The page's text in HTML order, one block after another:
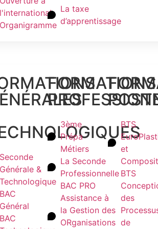
l'international
Organigramme
La taxe
d’apprentissage
Seconde
Générale &
Technologique
BAC
Général
BAC
FORMATIONS
3ème
Prépa
Métiers
La Seconde
Professionnelle
BAC PRO
Assistance à
la Gestion des
ORganisations
BTS
et
BTS
des
de